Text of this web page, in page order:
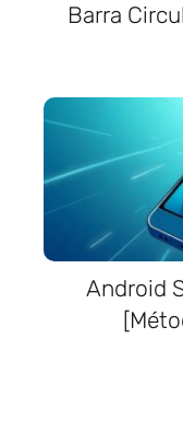
Barra
Android